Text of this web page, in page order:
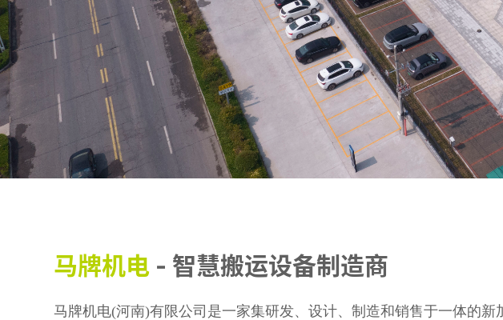
马牌机电 - 智慧搬运设备制造商
马牌机电(河南)有限公司是一家集研发、设计、制造和销售于一体的新